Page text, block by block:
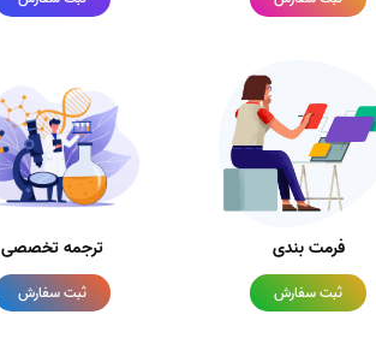
فرمت بندی
ثبت سفارش
ترجمه تخصصی
ثبت سفارش